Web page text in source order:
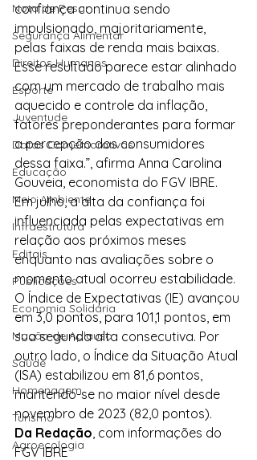
Nota de Pesar
Segurança Alimentar
Direitos Humanos
Esporte
Juventude
Datas Comemorativas
Educação
Meio Ambiente
Infraestrutura
Editais
Publicações
Economia Solidária
Moção de Aplauso
Saúde
Homenagem
Turismo
Agroecologia
confiança continua sendo
impulsionado, majoritariamente,
pelas faixas de renda mais baixas.
Esse resultado parece estar alinhado
com um mercado de trabalho mais
aquecido e controle da inflação,
fatores preponderantes para formar
a percepção dos consumidores
dessa faixa.”, afirma Anna Carolina
Gouveia, economista do FGV IBRE.
Em julho, a alta da confiança foi
influenciada pelas expectativas em
relação aos próximos meses
enquanto nas avaliações sobre o
momento atual ocorreu estabilidade.
O Índice de Expectativas (IE) avançou
em 3,0 pontos, para 101,1 pontos, em
sua segunda alta consecutiva. Por
outro lado, o Índice da Situação Atual
(ISA) estabilizou em 81,6 pontos,
mantendo-se no maior nível desde
novembro de 2023 (82,0 pontos).
Da Redação, com informações do
FGV IBRE